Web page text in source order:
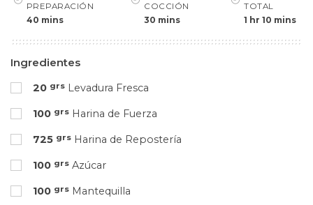
PREPARACIÓN
40 mins
COCCIÓN
30 mins
TOTAL
1 hr 10 mins
Ingredientes
20 grs Levadura Fresca
100 grs Harina de Fuerza
725 grs Harina de Repostería
100 grs Azúcar
100 grs Mantequilla